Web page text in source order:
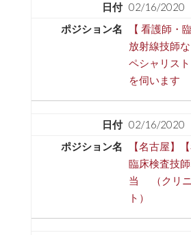
02/16/2020
【 看護師・
放射線技師
ペシャリス
を伺います
02/16/2020
【名古屋】
臨床検査技
当 （クリニ
ト）